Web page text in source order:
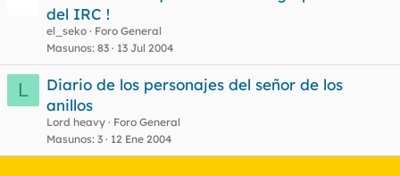
del IRC !
el_seko
Foro General
Masunos 83 13 Jul 2004
L
Diario de los personajes del señor de los
anillos
Lord heavy
Foro General
Masunos 3 12 Ene 2004